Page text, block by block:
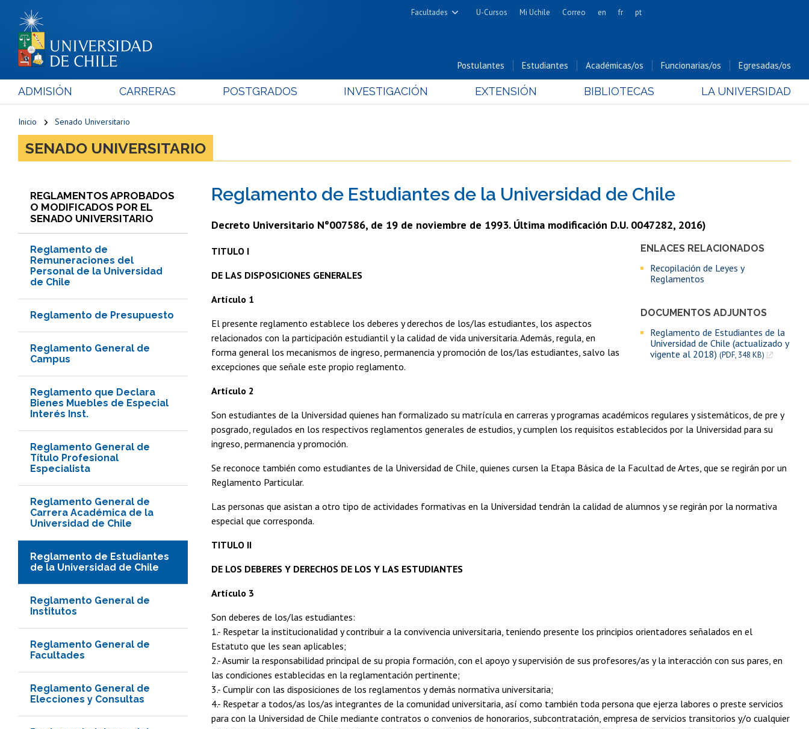
Facultades
Cs. Físicas y Matemáticas
Cs. Forestales y Conservación
Cs. Químicas y Farmacéuticas
Cs. Sociales
Estudios Avanzados en Educación
Estudios Internacionales
Alimentos
Hospital Clínico
U-Cursos Mi Uchile Correo en fr pt
Postulantes Estudiantes Académicas/os Funcionarias/os Egresadas/os
ADMISIÓN CARRERAS POSTGRADOS INVESTIGACIÓN EXTENSIÓN BIBLIOTECAS LA UNIVERSIDAD
Inicio Senado Universitario
SENADO UNIVERSITARIO
REGLAMENTOS APROBADOS
O MODIFICADOS POR EL
SENADO UNIVERSITARIO
Reglamento de
Remuneraciones del
Personal de la Universidad
de Chile
Reglamento de Presupuesto
Reglamento General de
Campus
Reglamento que Declara
Bienes Muebles de Especial
Interés Inst.
Reglamento General de
Título Profesional
Especialista
Reglamento General de
Carrera Académica de la
Universidad de Chile
Reglamento de Estudiantes
de la Universidad de Chile
Reglamento General de
Institutos
Reglamento General de
Facultades
Reglamento General de
Elecciones y Consultas
Reglamento de Estudiantes de la Universidad de Chile
Decreto Universitario N°007586, de 19 de noviembre de 1993. Última modificación D.U. 0047282, 2016)
ENLACES RELACIONADOS
Recopilación de Leyes y
Reglamentos
DOCUMENTOS ADJUNTOS
Reglamento de Estudiantes de la
Universidad de Chile (actualizado y
vigente al 2018) (PDF, 348 KB)
TITULO I
DE LAS DISPOSICIONES GENERALES
Artículo 1
El presente reglamento establece los deberes y derechos de los/las estudiantes, los aspectos
relacionados con la participación estudiantil y la calidad de vida universitaria. Además, regula, en
forma general los mecanismos de ingreso, permanencia y promoción de los/las estudiantes, salvo las
excepciones que señale este propio reglamento.
Artículo 2
Son estudiantes de la Universidad quienes han formalizado su matrícula en carreras y programas académicos regulares y sistemáticos, de pre y
posgrado, regulados en los respectivos reglamentos generales de estudios, y cumplen los requisitos establecidos por la Universidad para su
ingreso, permanencia y promoción.
Se reconoce también como estudiantes de la Universidad de Chile, quienes cursen la Etapa Básica de la Facultad de Artes, que se regirán por un
Reglamento Particular.
Las personas que asistan a otro tipo de actividades formativas en la Universidad tendrán la calidad de alumnos y se regirán por la normativa
especial que corresponda.
TITULO II
DE LOS DEBERES Y DERECHOS DE LOS Y LAS ESTUDIANTES
Artículo 3
Son deberes de los/las estudiantes:
1.- Respetar la institucionalidad y contribuir a la convivencia universitaria, teniendo presente los principios orientadores señalados en el
Estatuto que les sean aplicables;
2.- Asumir la responsabilidad principal de su propia formación, con el apoyo y supervisión de sus profesores/as y la interacción con sus pares, en
las condiciones establecidas en la reglamentación pertinente;
3.- Cumplir con las disposiciones de los reglamentos y demás normativa universitaria;
4.- Respetar a todos/as los/as integrantes de la comunidad universitaria, así como también toda persona que ejerza labores o preste servicios
para con la Universidad de Chile mediante contratos o convenios de honorarios, subcontratación, empresa de servicios transitorios y/o cualquier